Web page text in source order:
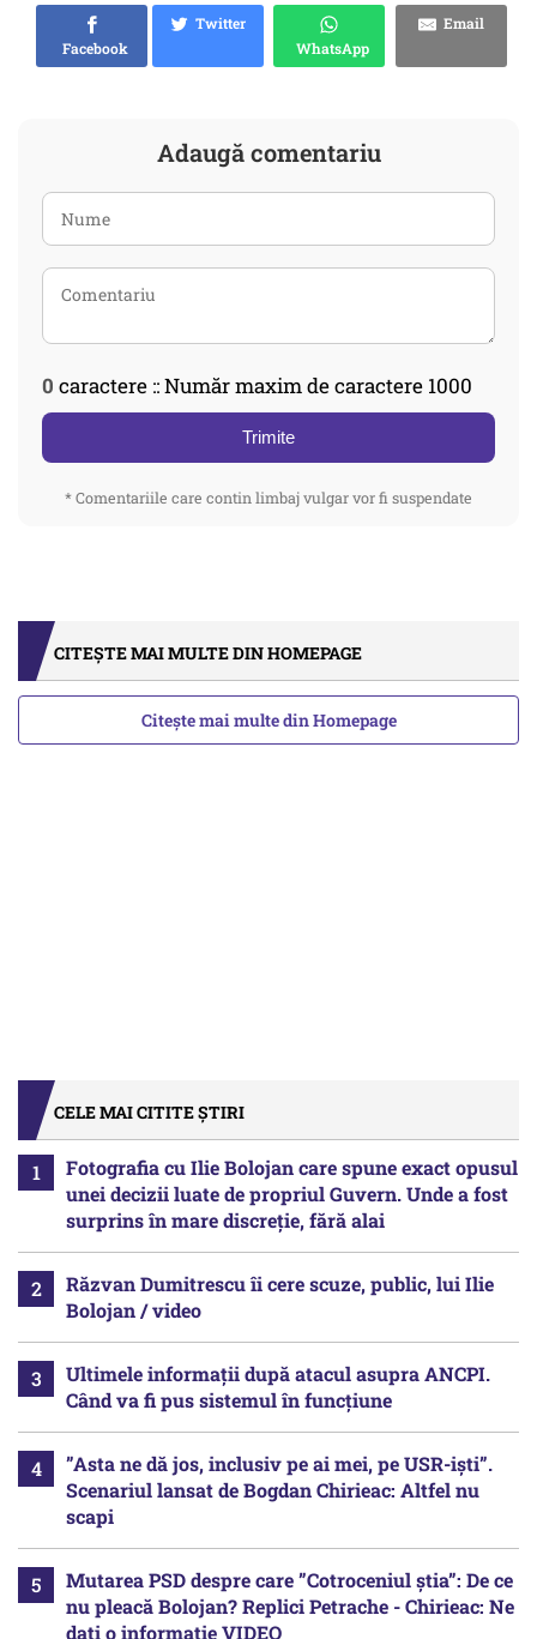
Facebook
Twitter
WhatsApp
Email
Adaugă comentariu
0 caractere :: Număr maxim de caractere 1000
Trimite
* Comentariile care contin limbaj vulgar vor fi suspendate
CITEȘTE MAI MULTE DIN HOMEPAGE
Citește mai multe din Homepage
CELE MAI CITITE ȘTIRI
Fotografia cu Ilie Bolojan care spune exact opusul
unei decizii luate de propriul Guvern. Unde a fost
surprins în mare discreție, fără alai
Răzvan Dumitrescu îi cere scuze, public, lui Ilie
Bolojan / video
Ultimele informații după atacul asupra ANCPI.
Când va fi pus sistemul în funcțiune
”Asta ne dă jos, inclusiv pe ai mei, pe USR-iști”.
Scenariul lansat de Bogdan Chirieac: Altfel nu
scapi
Mutarea PSD despre care ”Cotroceniul știa”: De ce
nu pleacă Bolojan? Replici Petrache - Chirieac: Ne
dați o informație VIDEO